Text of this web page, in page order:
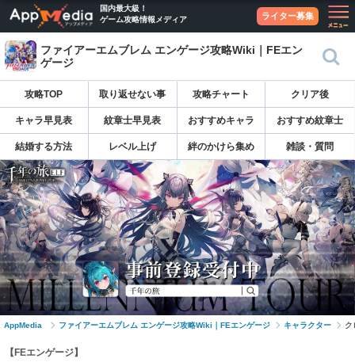
国内最大級！
ゲーム攻略情報メディア
ライター募集
ファイアーエムブレム エンゲージ攻略Wiki｜FEエン
ゲージ
攻略TOP 取り返せない事 攻略チャート クリア後
キャラ早見表 紋章士早見表 おすすめキャラ おすすめ紋章士
結婚する方法 レベル上げ 絆のかけら集め 雑談・質問
AppMedia ファイアーエムブレム エンゲージ攻略Wiki｜FEエンゲージ キャラクター ク
【FEエンゲージ】